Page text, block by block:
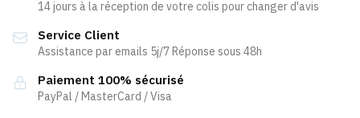
14 jours à la réception de votre colis pour changer d'avis
Service Client
Assistance par emails 5j/7 Réponse sous 48h
Paiement 100% sécurisé
PayPal / MasterCard / Visa